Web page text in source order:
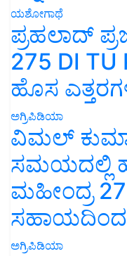
ಯಶೋಗಾಥೆ
ಪ್ರಹಲಾದ್
275 DI
ಹೊಸ
ಅಗ್ರಿಪಿಡಿಯಾ
ವಿಮಲ್
ಸಮಯದಲ್ಲಿ
ಮಹೀಂದ್ರ
ಸಹಾಯದಿಂದ
ಅಗ್ರಿಪಿಡಿಯಾ